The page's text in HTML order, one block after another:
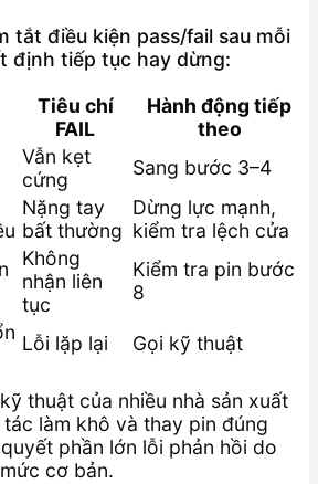
tắt điều kiện pass/fail sau mỗi
định tiếp tục hay dừng:
Tiêu chí
FAIL
Hành động tiếp
theo
Vẫn kẹt
cứng
Sang bước 3–4
Nặng tay
bất thường
Dừng lực mạnh,
kiểm tra lệch cửa
Không
nhận liên
tục
Kiểm tra pin bước
8
Lỗi lặp lại Gọi kỹ thuật
thuật của nhiều nhà sản xuất
làm khô và thay pin đúng
phần lớn lỗi phản hồi do
cơ bản.